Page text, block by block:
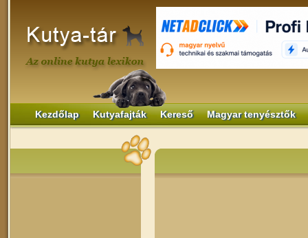
Kezdőlap Kutyafajták Kereső Magyar tenyésztők